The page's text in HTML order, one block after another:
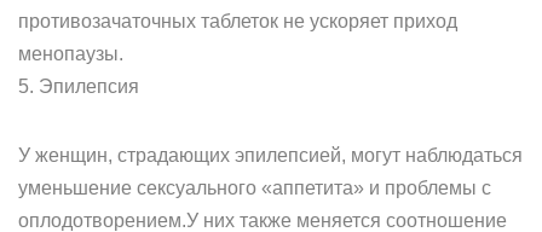
противозачаточных таблеток не ускоряет приход
менопаузы.
5. Эпилепсия
У женщин, страдающих эпилепсией, могут наблюдаться
уменьшение сексуального «аппетита» и проблемы с
оплодотворением.У них также меняется соотношение